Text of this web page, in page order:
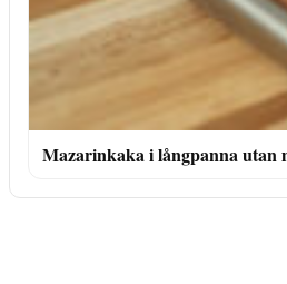
Mazarinkaka i långpanna utan